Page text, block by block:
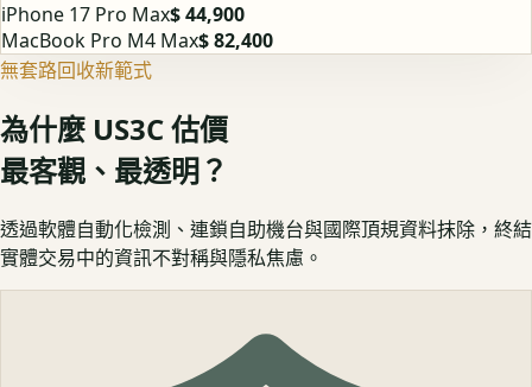
iPhone 17 Pro Max$ 44,900
MacBook Pro M4 Max$ 82,400
無套路回收新範式
為什麼 US3C 估價
最客觀、最透明？
透過軟體自動化檢測、連鎖自助機台與國際頂規資料抹除，終結
實體交易中的資訊不對稱與隱私焦慮。